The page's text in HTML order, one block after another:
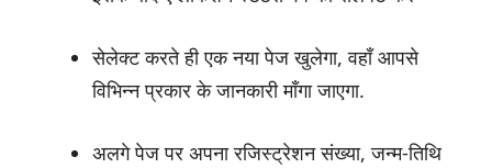
सेलेक्ट करते ही एक नया पेज खुलेगा, वहाँ आपसे
विभिन्न प्रकार के जानकारी माँगा जाएगा.
अलगे पेज पर अपना रजिस्ट्रेशन संख्या, जन्म-तिथि